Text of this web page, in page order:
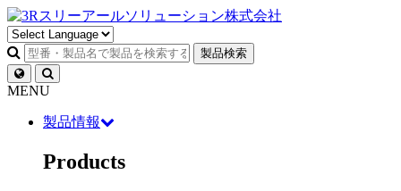
製品検索
MENU
製品情報
Products